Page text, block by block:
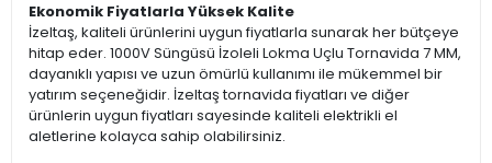
Ekonomik Fiyatlarla Yüksek Kalite
İzeltaş, kaliteli ürünlerini uygun fiyatlarla sunarak her bütçeye
hitap eder. 1000V Süngüsü İzoleli Lokma Uçlu Tornavida 7 MM,
dayanıklı yapısı ve uzun ömürlü kullanımı ile mükemmel bir
yatırım seçeneğidir. İzeltaş tornavida fiyatları ve diğer
ürünlerin uygun fiyatları sayesinde kaliteli elektrikli el
aletlerine kolayca sahip olabilirsiniz.